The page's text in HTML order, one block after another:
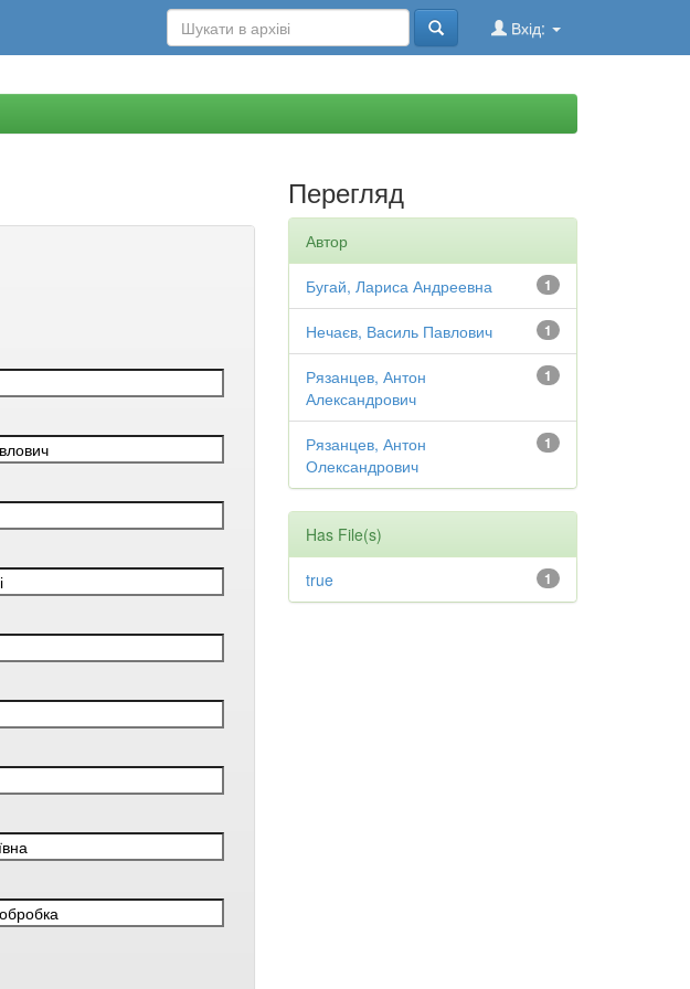
Вхід:
Перегляд
Автор
1
Бугай, Лариса Андреевна
1
Нечаєв, Василь Павлович
1
Рязанцев, Антон
Александрович
1
Рязанцев, Антон
Олександрович
Has File(s)
1
true